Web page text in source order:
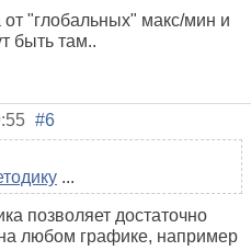
"глобальных" макс/мин и
быть там..
#6
...
позволяет достаточно
любом графике, например